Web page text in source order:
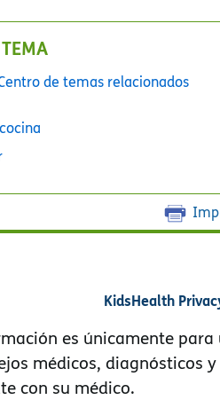
de temas relacionados
KidsHealth
es únicamente para
médicos, diagnósticos
con su médico.